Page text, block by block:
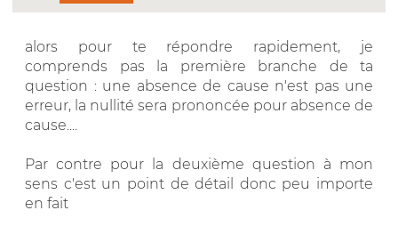
alors pour te répondre rapidement, je
comprends pas la première branche de ta
question : une absence de cause n'est pas une
erreur, la nullité sera prononcée pour absence de
cause....
Par contre pour la deuxième question à mon
sens c'est un point de détail donc peu importe
en fait